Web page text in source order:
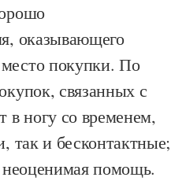
оказывающего
покупки. По
связанных с
в ногу со временем,
так и бесконтактные;
неоценимая помощь.